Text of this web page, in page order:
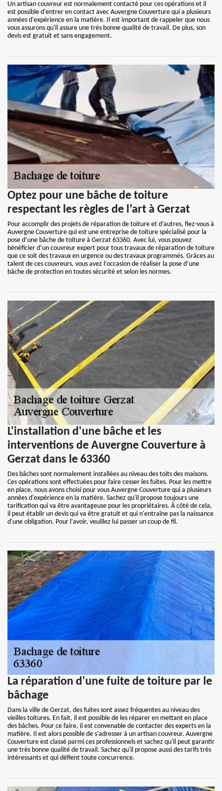
Un artisan couvreur est normalement contacté pour ces opérations et il
est possible d'entrer en contact avec Auvergne Couverture qui a plusieurs
années d'expérience en la matière. Il est important de rappeler que nous
vous assurons qu'il assure une très bonne qualité de travail. De plus, son
devis est gratuit et sans engagement.
Optez pour une bâche de toiture
respectant les règles de l’art à Gerzat
Pour accomplir des projets de réparation de toiture et d’autres, fiez-vous à
Auvergne Couverture qui est une entreprise de toiture spécialisé pour la
pose d’une bâche de toiture à Gerzat 63360. Avec lui, vous pouvez
bénéficier d’un couvreur expert pour tous travaux de réparation de toiture
que ce soit des travaux en urgence ou des travaux programmés. Grâces au
talent de ces couvreurs, vous avez l’occasion de réaliser la pose d’une
bâche de protection en toutes sécurité et selon les normes.
L'installation d'une bâche et les
interventions de Auvergne Couverture à
Gerzat dans le 63360
Des bâches sont normalement installées au niveau des toits des maisons.
Ces opérations sont effectuées pour faire cesser les fuites. Pour les mettre
en place, nous avons choisi pour vous Auvergne Couverture qui a plusieurs
années d'expérience en la matière. Sachez qu'il propose toujours une
tarification qui va être avantageuse pour les propriétaires. À côté de cela,
il peut établir un devis qui va être gratuit et qui n'entraîne pas la naissance
d'une obligation. Pour l'avoir, veuillez lui passer un coup de fil.
La réparation d'une fuite de toiture par le
bâchage
Dans la ville de Gerzat, des fuites sont assez fréquentes au niveau des
vieilles toitures. En fait, il est possible de les réparer en mettant en place
des bâches. Pour ce faire, il est convenable de contacter des experts en la
matière. Il est alors possible de s'adresser à un artisan couvreur. Auvergne
Couverture est classé parmi ces professionnels et sachez qu'il peut garantir
une très bonne qualité de travail. Sachez qu'il propose aussi des tarifs très
intéressants et qui défient toute concurrence.